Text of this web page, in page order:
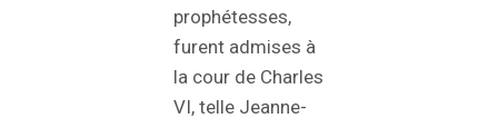
prophétesses,
furent admises à
la cour de Charles
VI, telle Jeanne-